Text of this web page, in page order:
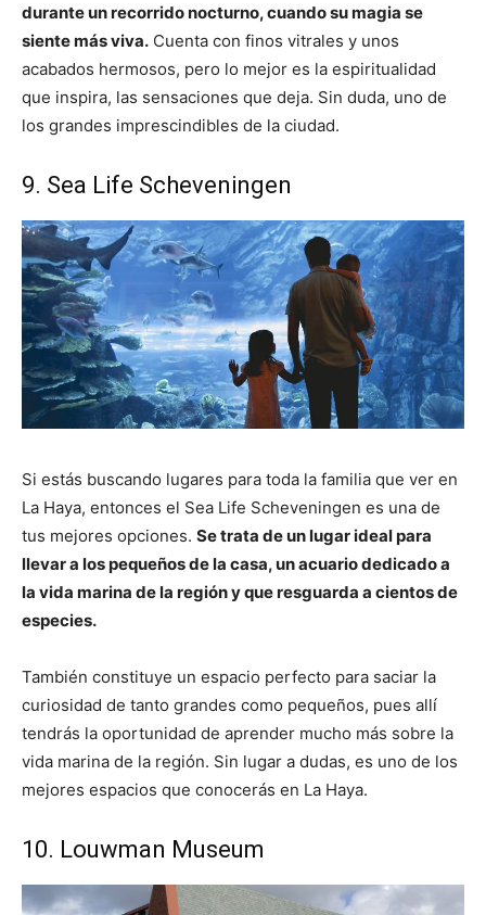
durante un recorrido nocturno, cuando su magia se
siente más viva. Cuenta con finos vitrales y unos
acabados hermosos, pero lo mejor es la espiritualidad
que inspira, las sensaciones que deja. Sin duda, uno de
los grandes imprescindibles de la ciudad.
9. Sea Life Scheveningen
Si estás buscando lugares para toda la familia que ver en
La Haya, entonces el Sea Life Scheveningen es una de
tus mejores opciones. Se trata de un lugar ideal para
llevar a los pequeños de la casa, un acuario dedicado a
la vida marina de la región y que resguarda a cientos de
especies.
También constituye un espacio perfecto para saciar la
curiosidad de tanto grandes como pequeños, pues allí
tendrás la oportunidad de aprender mucho más sobre la
vida marina de la región. Sin lugar a dudas, es uno de los
mejores espacios que conocerás en La Haya.
10. Louwman Museum